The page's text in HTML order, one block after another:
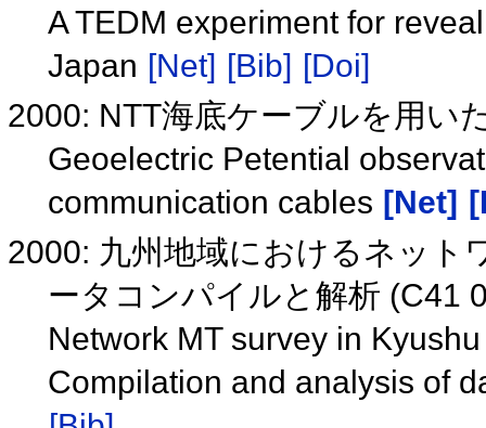
A TEDM experiment for
Japan [Net] [Bib] [Doi]
2000: NTT海底ケーブルを用い
Geoelectric Petential
communication cables [Net]
2000: 九州地域におけるネット
ータコンパイルと解析 (C41
Network MT survey in
Compilation and analysis of